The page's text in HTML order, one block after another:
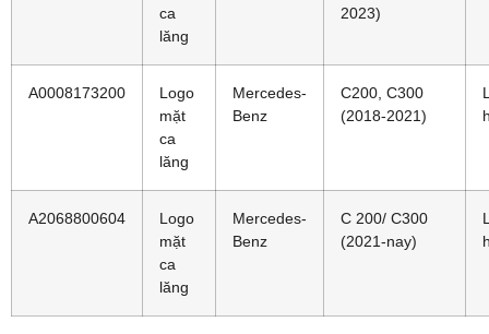
ca
lăng
2023)
A0008173200
Logo
mặt
ca
lăng
Mercedes-
Benz
C200, C300
(2018-2021)
A2068800604
Logo
mặt
ca
lăng
Mercedes-
Benz
C 200/ C300
(2021-nay)